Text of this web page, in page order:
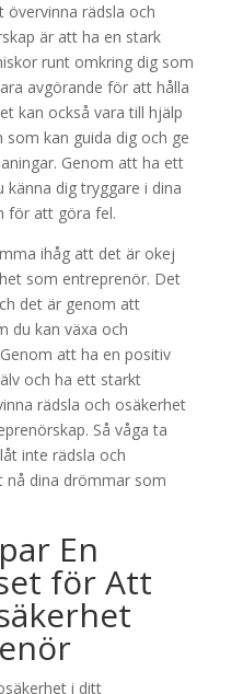
rädsla och
är att ha en stark
runt omkring dig som
avgörande för att hålla
kan också vara till hjälp
kan guida dig och ge
Genom att ha ett
dig tryggare i dina
för att göra fel.
ihåg att det är okej
som entreprenör. Det
det är genom att
du kan växa och
att ha en positiv
och ha ett starkt
rädsla och osäkerhet
Så våga ta
inte rädsla och
nå dina drömmar som
En
för Att